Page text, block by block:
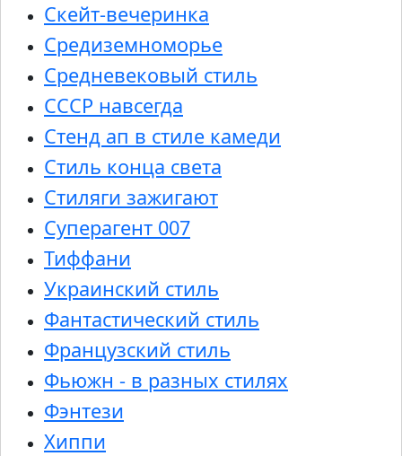
Скейт-вечеринка
Средиземноморье
Средневековый стиль
СССР навсегда
Стенд ап в стиле камеди
Стиль конца света
Стиляги зажигают
Суперагент 007
Тиффани
Украинский стиль
Фантастический стиль
Французский стиль
Фьюжн - в разных стилях
Фэнтези
Хиппи